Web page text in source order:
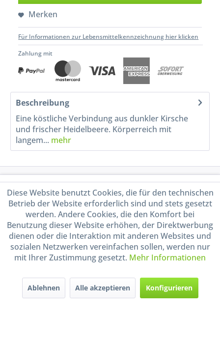
Merken
Für Informationen zur Lebensmittelkennzeichnung hier klicken
Zahlung mit
Beschreibung
Eine köstliche Verbindung aus dunkler Kirsche
und frischer Heidelbeere. Körperreich mit
langem... mehr
Shop Service
Informationen
Handel mit BIO-Weinen
durch DE-ÖKO-009
Diese Website benutzt Cookies, die für den technischen
Betrieb der Website erforderlich sind und stets gesetzt
werden. Andere Cookies, die den Komfort bei
Benutzung dieser Website erhöhen, der Direktwerbung
dienen oder die Interaktion mit anderen Websites und
sozialen Netzwerken vereinfachen sollen, werden nur
mit Ihrer Zustimmung gesetzt. Mehr Informationen
Ablehnen Alle akzeptieren Konfigurieren